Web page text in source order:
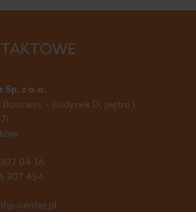
Sp. z o.o.
– Budynek D, piętro I
04 16
307 454
center.pl